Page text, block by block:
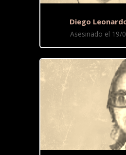
Diego
Asesinado el 19/